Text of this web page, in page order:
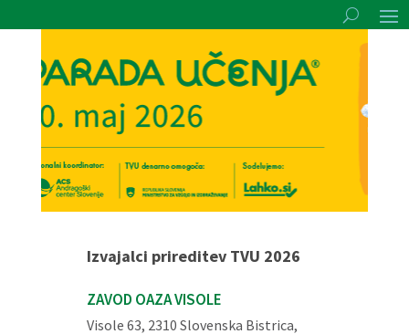
Izvajalci prireditev TVU 2026
ZAVOD OAZA VISOLE
Visole 63, 2310 Slovenska Bistrica,